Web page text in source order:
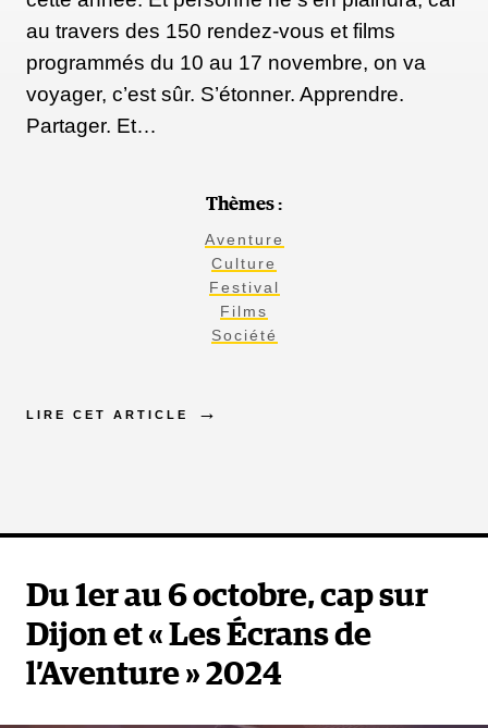
au travers des 150 rendez-vous et films
programmés du 10 au 17 novembre, on va
voyager, c’est sûr. S’étonner. Apprendre.
Partager. Et…
Thèmes :
Aventure
Culture
Festival
Films
Société
LIRE CET ARTICLE
Du 1er au 6 octobre, cap sur
Dijon et « Les Écrans de
l’Aventure » 2024